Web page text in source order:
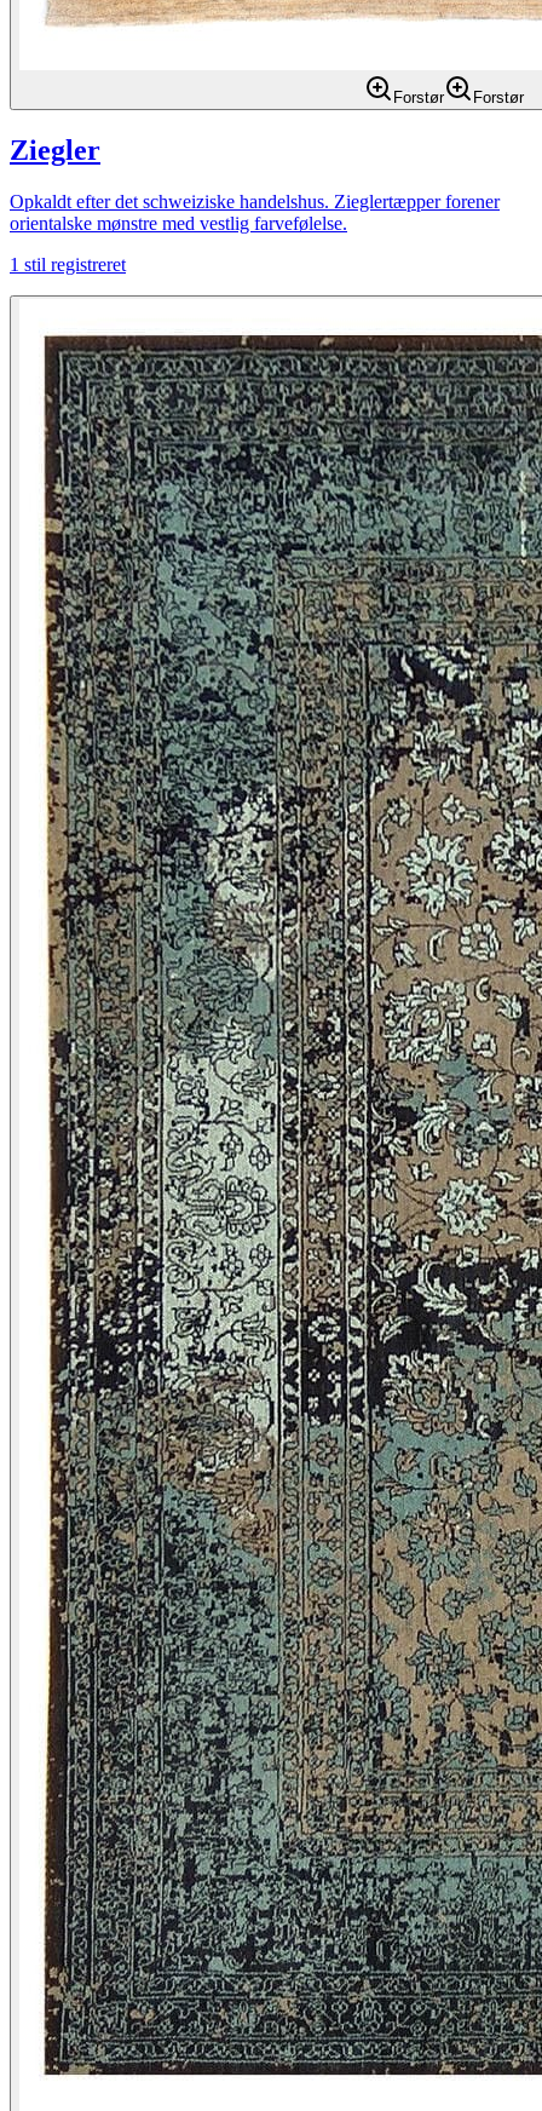
Forstør Forstør
Ziegler
Opkaldt efter det schweiziske handelshus. Zieglertæpper forener
orientalske mønstre med vestlig farvefølelse.
1 stil registreret